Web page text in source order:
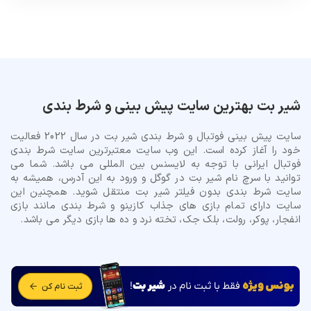
شیر بت بهترین سایت پیش بینی و شرط بندی
سایت پیش بینی فوتبال و شرط بندی شیر بت در سال 2022 فعالیت
خود را آغاز کرده است. این وب سایت معتبرترین سایت شرط بندی
فوتبال ایرانی با توجه به لایسنس بین المللی می باشد. شما می
توانید با سرچ نام شیر بت در گوگل و ورود به این آدرس، همیشه به
سایت شرط بندی بدون فیلتر شیر بت منتقل شوید. همچنین این
سایت دارای تمام بازی های جذاب کازینو و شرط بندی مانند بازی
انفجار، پوکر، رولت، بلک جک، تخته نرد و ده ها بازی دیگر می باشد.
© تمام حقوق برای وب سایت شیر بت محفوظ میباشد.